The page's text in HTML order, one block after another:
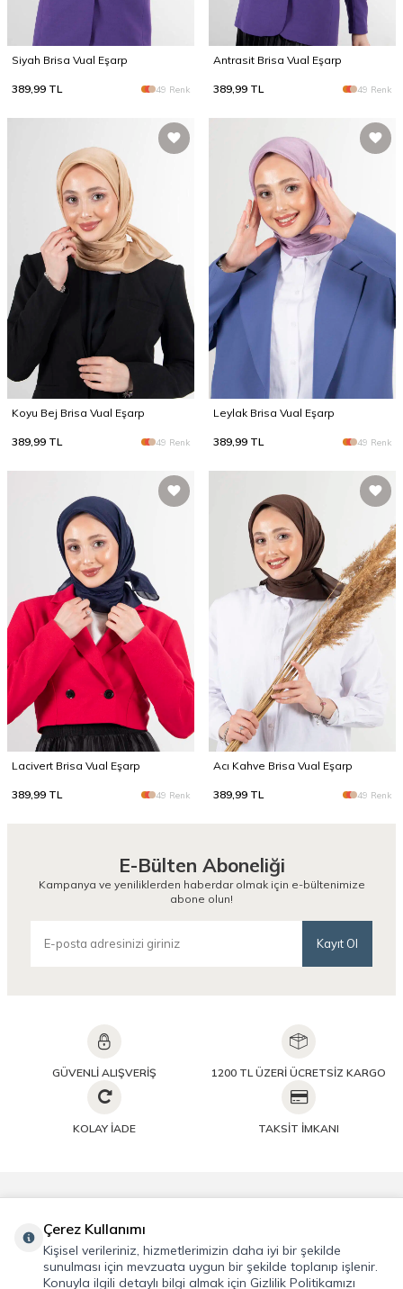
Siyah Brisa Vual Eşarp
389,99 TL 49 Renk
Antrasit Brisa Vual Eşarp
389,99 TL 49 Renk
Koyu Bej Brisa Vual Eşarp
389,99 TL 49 Renk
Leylak Brisa Vual Eşarp
389,99 TL 49 Renk
Lacivert Brisa Vual Eşarp
389,99 TL 49 Renk
Acı Kahve Brisa Vual Eşarp
389,99 TL 49 Renk
E-Bülten Aboneliği
Kampanya ve yeniliklerden haberdar olmak için e-bültenimize
abone olun!
Kayıt Ol
GÜVENLİ ALIŞVERİŞ 1200 TL ÜZERİ ÜCRETSİZ KARGO
KOLAY İADE TAKSİT İMKANI
Hızlı Erişim
Çerez Kullanımı
Kişisel verileriniz, hizmetlerimizin daha iyi bir şekilde
sunulması için mevzuata uygun bir şekilde toplanıp işlenir.
Konuyla ilgili detaylı bilgi almak için Gizlilik Politikamızı